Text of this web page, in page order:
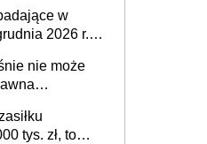
w
2026 r.) –
i administracja
nie może
tys. zł, to